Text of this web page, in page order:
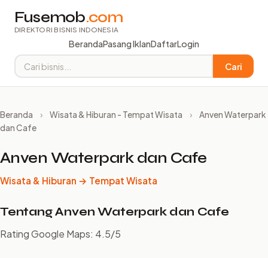
Fusemob.com
DIREKTORI BISNIS INDONESIA
BerandaPasang IklanDaftarLogin
Cari
Beranda › Wisata & Hiburan - Tempat Wisata ›
Anven Waterpark
dan Cafe
Anven Waterpark dan Cafe
Wisata & Hiburan → Tempat Wisata
Tentang Anven Waterpark dan Cafe
Rating Google Maps: 4.5/5